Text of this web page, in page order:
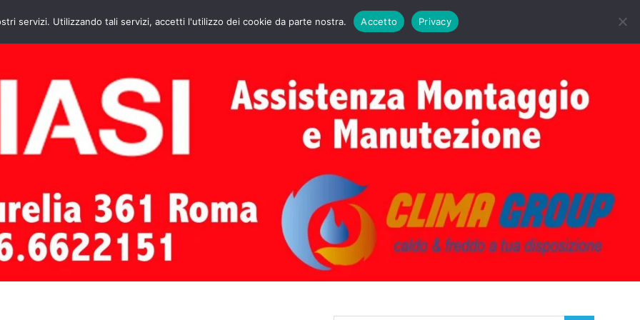
HOME CONTATTI ASSISTENZA CALDAIE BIASI PRIMA ACCENSIONE CALDAIE BIASI
servizi. Utilizzando tali servizi, accetti l'utilizzo dei cookie da parte nostra. Accetto Privacy